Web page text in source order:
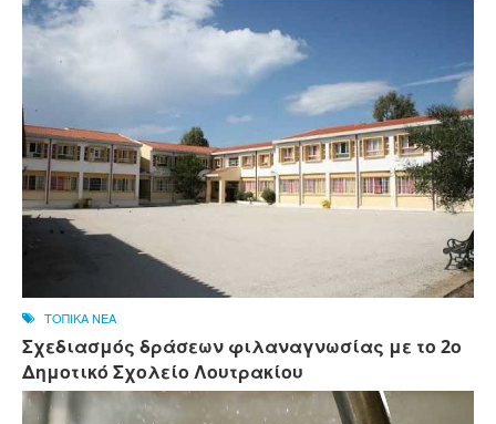
ΤΟΠΙΚΑ ΝΕΑ
Σχεδιασμός δράσεων φιλαναγνωσίας με το 2ο
Δημοτικό Σχολείο Λουτρακίου